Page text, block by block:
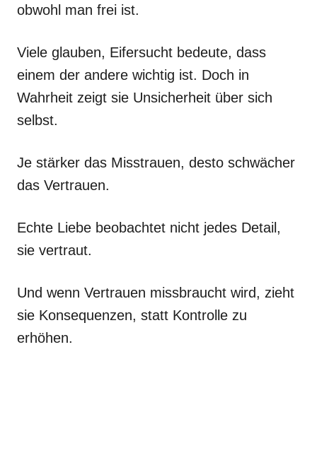
obwohl man frei ist.
Viele glauben, Eifersucht bedeute, dass
einem der andere wichtig ist. Doch in
Wahrheit zeigt sie Unsicherheit über sich
selbst.
Je stärker das Misstrauen, desto schwächer
das Vertrauen.
Echte Liebe beobachtet nicht jedes Detail,
sie vertraut.
Und wenn Vertrauen missbraucht wird, zieht
sie Konsequenzen, statt Kontrolle zu
erhöhen.